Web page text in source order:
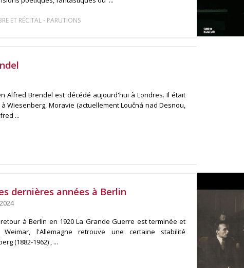
ET RÉCITAL- PARUTIONS
Alfred Brendel est décédé aujourd'hui à Londres. Il était
Wiesenberg, Moravie (actuellement Loučná nad Desnou,
...
dernières années à Berlin
à Berlin en 1920 La Grande Guerre est terminée et
l'Allemagne retrouve une certaine stabilité
(1882-1962) , ...